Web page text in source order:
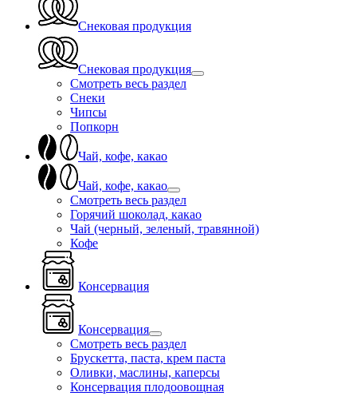
Снековая продукция
Снековая продукция
Смотреть весь раздел
Снеки
Чипсы
Попкорн
Чай, кофе, какао
Чай, кофе, какао
Смотреть весь раздел
Горячий шоколад, какао
Чай (черный, зеленый, травянной)
Кофе
Консервация
Консервация
Смотреть весь раздел
Брускетта, паста, крем паста
Оливки, маслины, каперсы
Консервация плодоовощная